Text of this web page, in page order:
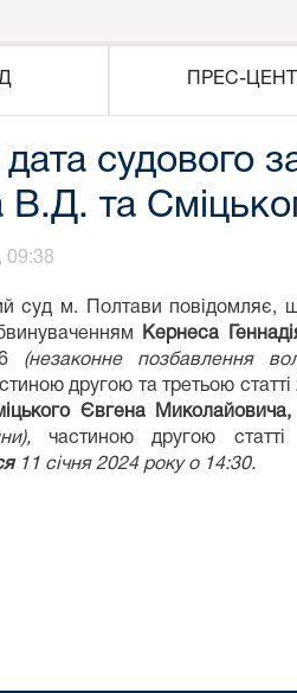
ПРЕС-
судового
В.Д. та
09:38
суд м. Полтави повідомляє,
Кернеса
(незаконне позбавлення
другою та третьою
Євгена Миколайовича,
частиною другою
11 січня2024 року о 14:30.